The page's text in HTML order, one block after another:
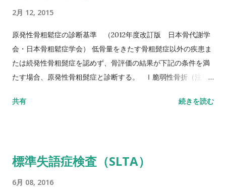
測する。 カットオフ 24.6秒：屋内歩行 11.6秒：屋外歩行 詳し
い評価方法はこちら記事を参照して下さい↓ 10メートル歩行テ
スト(10MWT)
2月 12, 2015
原発性骨粗鬆症の診断基準 （2012年度改訂版 日本骨代謝学
会・日本骨粗鬆症学会） 低骨量をきたす骨粗髭症以外の疾患ま
たは続発性骨粗髭症を認めず、骨評価の結果が下記の条件を満
たす場合、原発性骨粗髭症と診断する。 Ⅰ脆弱性骨折（注1）
の脆弱性骨折（注3）があり、骨密度（注4）がYAMの80％未満
性骨折、軽微な外力とは、立った姿勢からの転倒か、それ以下
共有 続きを読む
標準失語症検査（SLTA）
6月 08, 2016